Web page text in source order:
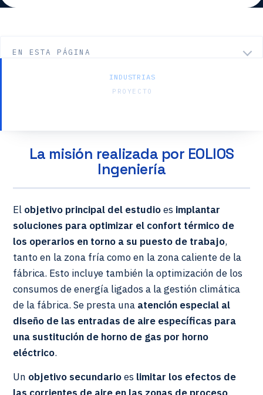
INDUSTRIAS
PROYECTO
EN ESTA PÁGINA
La misión realizada por EOLIOS
Ingeniería
El objetivo principal del estudioes implantar
soluciones para optimizar el confort térmico de
los operarios en torno a su puesto de trabajo,
tanto en la zona fría como en la zona caliente de la
fábrica. Esto incluye también la optimización de los
consumos de energía ligados a la gestión climática
de la fábrica. Se presta una atención especial al
diseño de las entradas de aire específicas para
una sustitución de horno de gas por horno
eléctrico.
Un objetivo secundarioes limitar los efectos de